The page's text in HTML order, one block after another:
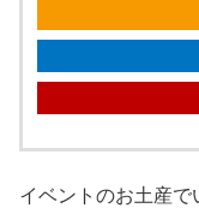
イベントのお土産で